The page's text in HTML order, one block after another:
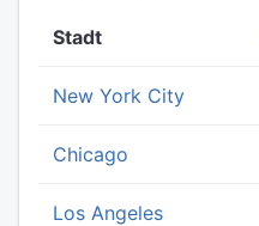
Stadt
New York City
Chicago
Los Angeles